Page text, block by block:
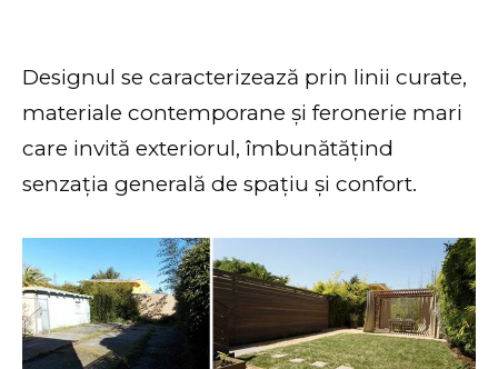
Designul se caracterizează prin linii curate,
materiale contemporane și feronerie mari
care invită exteriorul, îmbunătățind
senzația generală de spațiu și confort.